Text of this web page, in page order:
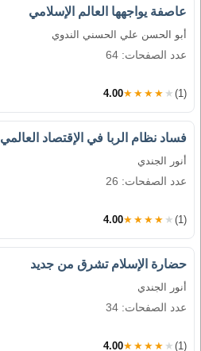
عاصفة يواجهها العالم الإسلامي
أبو الحسن علي الحسني الندوي
عدد الصفحات: 64
4.00★★★★★ (1)
فساد نظام الربا في الإقتصاد العالمي
أنور الجندي
عدد الصفحات: 26
4.00★★★★★ (1)
حضارة الإسلام تشرق من جديد
أنور الجندي
عدد الصفحات: 34
4.00★★★★★ (1)